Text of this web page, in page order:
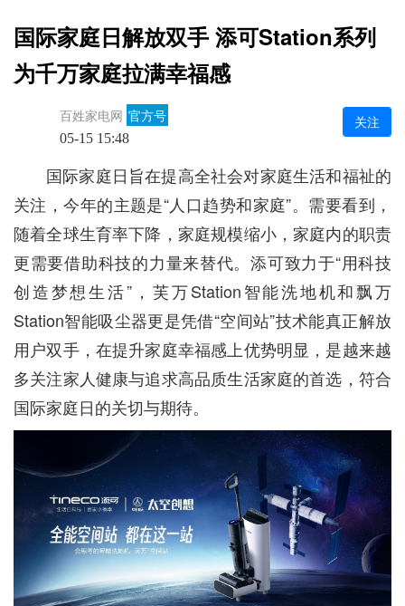
国际家庭日解放双手 添可Station系列
为千万家庭拉满幸福感
百姓家电网 官方号
05-15 15:48
关注
国际家庭日旨在提高全社会对家庭生活和福祉的
关注，今年的主题是“人口趋势和家庭”。需要看到，
随着全球生育率下降，家庭规模缩小，家庭内的职责
更需要借助科技的力量来替代。添可致力于“用科技
创造梦想生活”，芙万Station智能洗地机和飘万
Station智能吸尘器更是凭借“空间站”技术能真正解放
用户双手，在提升家庭幸福感上优势明显，是越来越
多关注家人健康与追求高品质生活家庭的首选，符合
国际家庭日的关切与期待。